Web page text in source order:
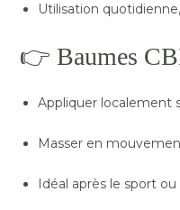
Utilisation
👉 Baumes
Appliquer localement
Masser en
Idéal après le sport